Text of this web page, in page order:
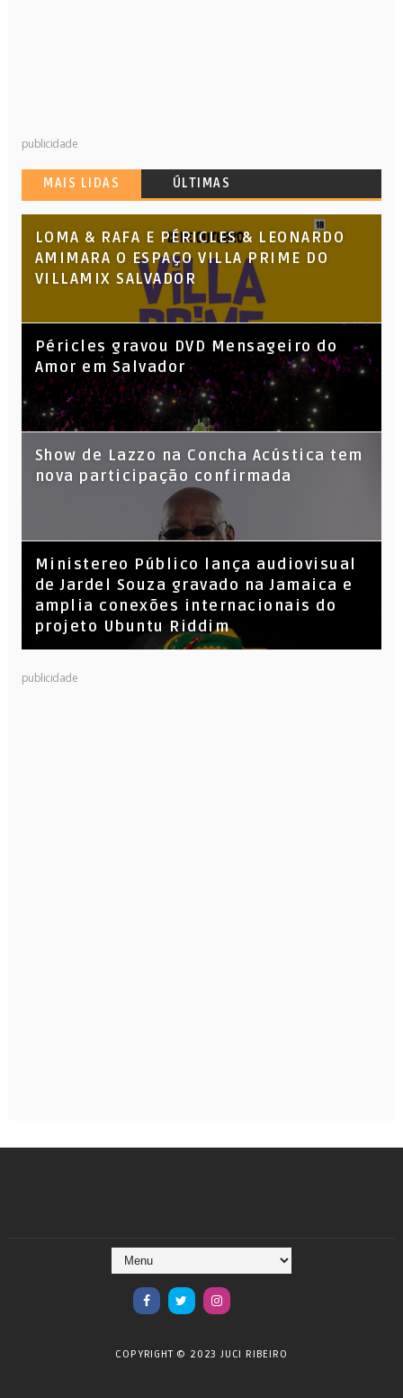
publicidade
MAIS LIDAS ÚLTIMAS
LOMA & RAFA E PÉRICLES & LEONARDO
AMIMARA O ESPAÇO VILLA PRIME DO
VILLAMIX SALVADOR
Péricles gravou DVD Mensageiro do
Amor em Salvador
Show de Lazzo na Concha Acústica tem
nova participação confirmada
​Ministereo Público lança audiovisual
de Jardel Souza gravado na Jamaica e
amplia conexões internacionais do
projeto Ubuntu Riddim
KL Jay (Racionais MC’s), DJ Raíz e DJ
publicidade
COPYRIGHT © 2023 JUCI RIBEIRO